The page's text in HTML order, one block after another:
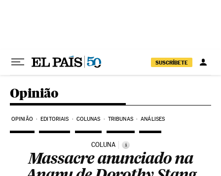
SUSCRÍBETE
Opinião
OPINIÃO EDITORIAIS COLUNAS TRIBUNAS ANÁLISES
COLUNA i
Massacre anunciado na